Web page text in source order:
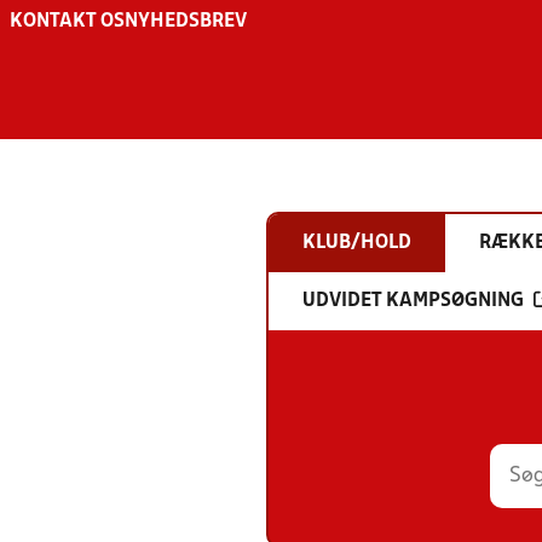
KONTAKT OS NYHEDSBREV
KLUB/HOLD
UDVIDET KAMPSØGNING